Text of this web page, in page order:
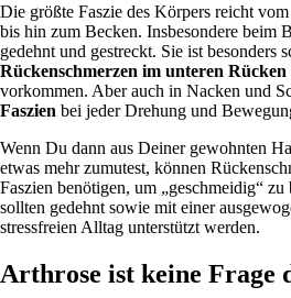
Die größte Faszie des Körpers reicht
bis hin zum Becken. Insbesondere beim
gedehnt und gestreckt. Sie ist besonders
Rückenschmerzen im unteren Rücken
vorkommen. Aber auch in Nacken und
Faszien bei jeder Drehung und
Wenn Du dann aus Deiner gewohnten
etwas mehr zumutest, können
Faszien benötigen, um „geschmeidig“
sollten gedehnt sowie mit einer
stressfreien Alltag unterstützt werden.
Arthrose ist keine Frage